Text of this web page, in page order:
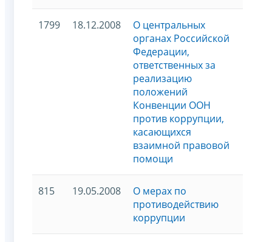
1799 18.12.2008
О центральных
органах Российской
Федерации,
ответственных за
реализацию
положений
Конвенции ООН
против коррупции,
касающихся
взаимной правовой
помощи
815 19.05.2008
О мерах по
противодействию
коррупции